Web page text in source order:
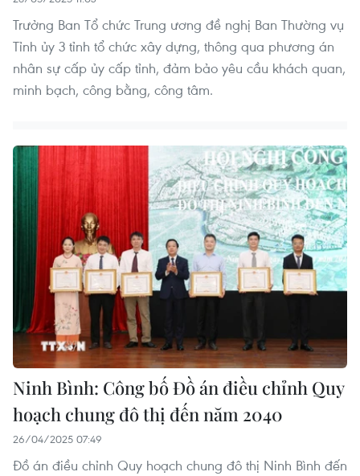
Trưởng Ban Tổ chức Trung ương đề nghị Ban Thường vụ
Tỉnh ủy 3 tỉnh tổ chức xây dựng, thông qua phương án
nhân sự cấp ủy cấp tỉnh, đảm bảo yêu cầu khách quan,
minh bạch, công bằng, công tâm.
Ninh Bình: Công bố Đồ án điều chỉnh Quy
hoạch chung đô thị đến năm 2040
26/04/2025 07:49
Đồ án điều chỉnh Quy hoạch chung đô thị Ninh Bình đến